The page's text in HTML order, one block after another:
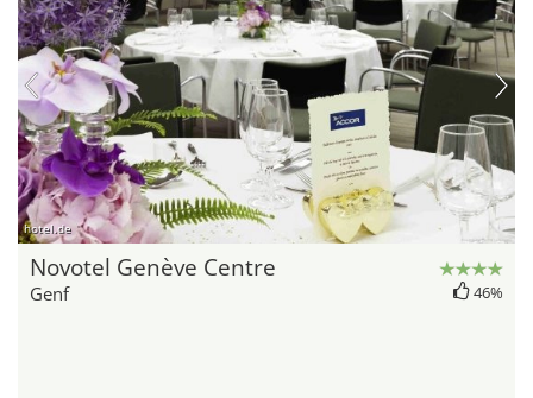
hotel.de
Novotel Genève Centre
Genf 46%